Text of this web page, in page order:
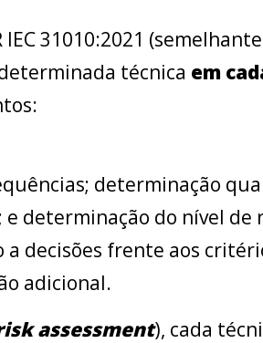
31010:2021
técnica em
determinação
determinação do nível de
a decisões frente aos
adicional.
assessment), cada